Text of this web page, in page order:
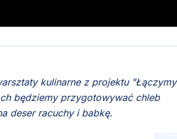
kulinarne z projektu "Łączymy
będziemy przygotowywać chleb
deser racuchy i babkę.